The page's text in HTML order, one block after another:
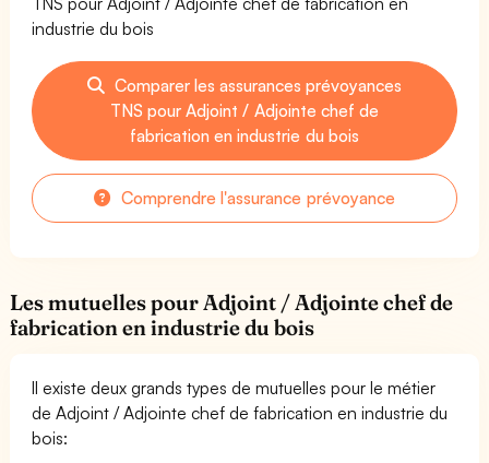
industrie du bois
Comparer les assurances prévoyances
TNS pour Adjoint / Adjointe chef de
fabrication en industrie du bois
Comprendre l'assurance prévoyance
Les mutuelles pour Adjoint / Adjointe chef de
fabrication en industrie du bois
Il existe deux grands types de mutuelles pour le métier
de Adjoint / Adjointe chef de fabrication en industrie du
bois: